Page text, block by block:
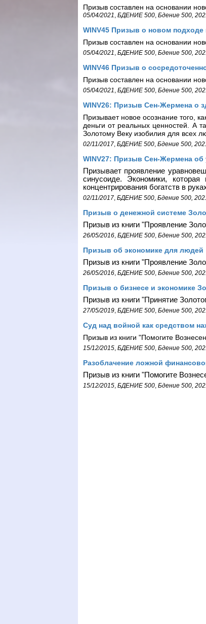
Призыв составлен на основании
05/04/2021, БДЕНИЕ 500, Бдение 500,
WINV45 Призыв о новом подходе
Призыв составлен на основании
05/04/2021, БДЕНИЕ 500, Бдение 500,
WINV46 Призыв о
Призыв составлен на основании
05/04/2021, БДЕНИЕ 500, Бдение 500,
WINV26: Призыв Сен-Жермена о
Призывает новое осознание того,
деньги от реальных ценностей. А
Золотому Веку изобилия для всех
02/11/2017, БДЕНИЕ 500, Бдение 500,
WINV27: Призыв Сен-Жермена об
Призывает проявление
синусоиде. Экономики,
концентрирования богатств в
02/11/2017, БДЕНИЕ 500, Бдение 500,
Призыв о денежной системе
Призыв из книги "Проявление
26/05/2016, БДЕНИЕ 500, Бдение 500,
Призыв об экономике для людей
Призыв из книги "Проявление
26/05/2016, БДЕНИЕ 500, Бдение 500,
Призыв о бизнесе и экономике
Призыв из книги "Принятие
27/05/2019, БДЕНИЕ 500, Бдение 500,
Суд над войной как средством
Призыв из книги "Помогите
15/12/2015, БДЕНИЕ 500, Бдение 500,
Разоблачение ложной
Призыв из книги "Помогите
15/12/2015, БДЕНИЕ 500, Бдение 500,